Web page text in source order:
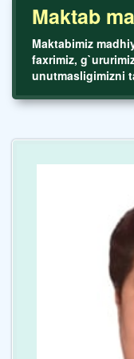
Maktab
Maktabimiz
faxrimiz,
unutmasligimizni